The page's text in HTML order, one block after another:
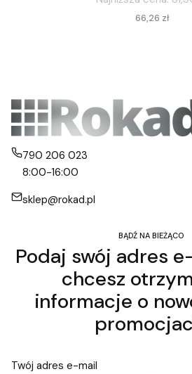
Cena
66,26 zł
790 206 023
8:00-16:00
sklep@rokad.pl
BĄDŹ NA BIEŻĄCO
Podaj swój adres
chcesz
informacje o
Twój adres e-mail